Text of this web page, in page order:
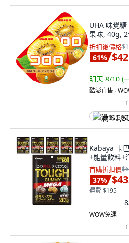
UHA 味覺
果味, 40g, 2
折扣後價格
61% $42
明天 8/10 (
酷澎直售 ∙
(
满 $1,500
Kabaya 卡
+能量飲料+
首購折扣價
37%
運費 $195
WOW免運
(